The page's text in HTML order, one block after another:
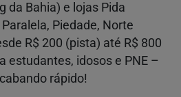
da Bahia) e lojas Pida
Piedade, Norte
R$ 200 (pista) até R$ 800
estudantes, idosos e PNE –
rápido!